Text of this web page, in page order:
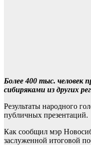
Более 400 тыс. человек
сибиряками из других
Результаты народного
публичных презентаций.
Как сообщил мэр
заслуженной итоговой